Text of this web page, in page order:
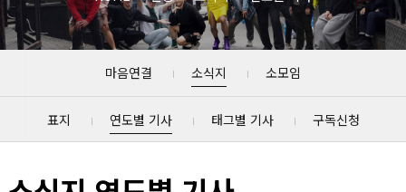
마음연결 소식지 소모임
표지 연도별 기사 태그별 기사 구독신청